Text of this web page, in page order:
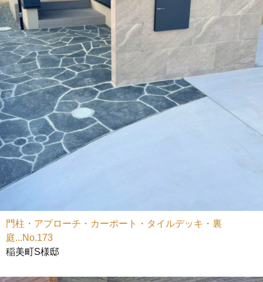
門柱・アプローチ・カーポート・タイルデッキ・裏
庭...No.173
稲美町S様邸